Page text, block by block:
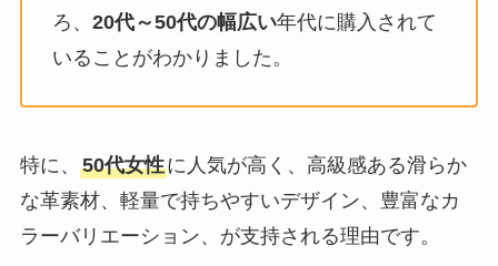
ろ、 20代～50代の幅広い年代に購入されて
いることがわかりました。
特に、 50代女性に人気が高く、高級感ある滑らか
な革素材、軽量で持ちやすいデザイン、豊富なカ
ラーバリエーション、が支持される理由です。